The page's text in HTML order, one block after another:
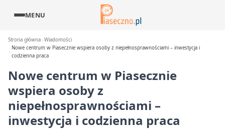
MENU
Strona główna Wiadomości
Nowe centrum w Piasecznie wspiera osoby z niepełnosprawnościami – inwestycja i
codzienna praca
Nowe centrum w Piasecznie
wspiera osoby z
niepełnosprawnościami –
inwestycja i codzienna praca